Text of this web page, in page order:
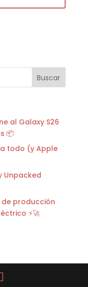
al Galaxy S26
📦
todo (y Apple
Unpacked
de producción
⚡🚀